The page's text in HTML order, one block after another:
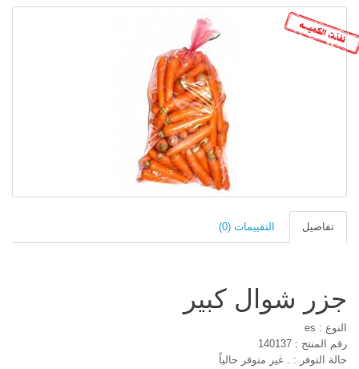
تفاصيل التقييمات (0)
جزر شوال كبير
النوع : es
رقم المنتج : 140137
حالة التوفر : . غير متوفر حالياً